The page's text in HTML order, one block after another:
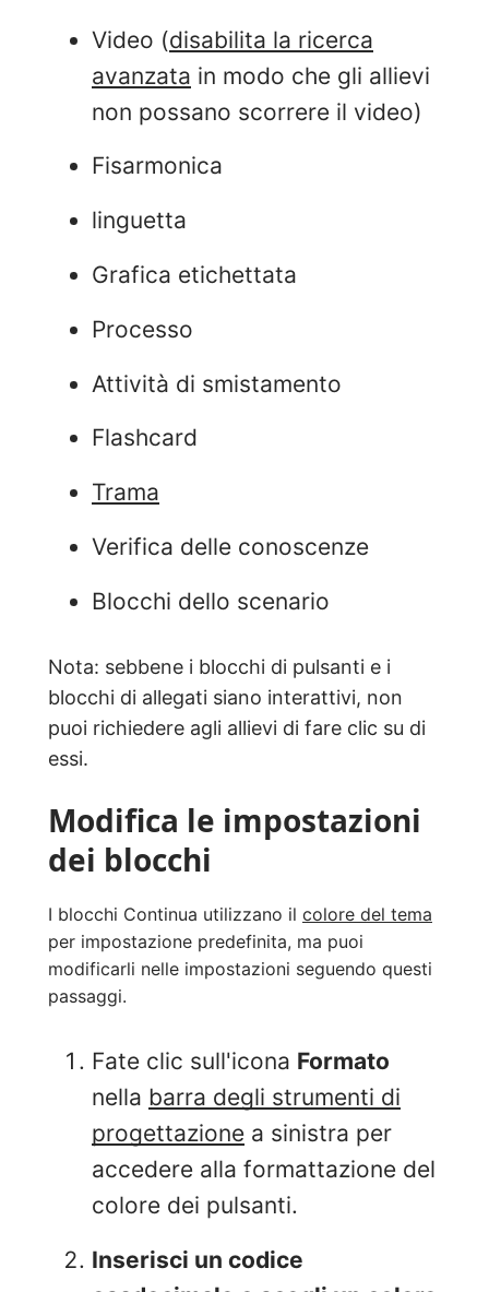
Video (disabilita la ricerca
avanzata in modo che gli allievi
non possano scorrere il video)
Fisarmonica
linguetta
Grafica etichettata
Processo
Attività di smistamento
Flashcard
Trama
Verifica delle conoscenze
Blocchi dello scenario
Nota: sebbene i blocchi di pulsanti e i
blocchi di allegati siano interattivi, non
puoi richiedere agli allievi di fare clic su di
essi.
Modifica le impostazioni
dei blocchi
I blocchi Continua utilizzano il colore del tema
per impostazione predefinita, ma puoi
modificarli nelle impostazioni seguendo questi
passaggi.
Fate clic sull'icona Formato
nella barra degli strumenti di
progettazione a sinistra per
accedere alla formattazione del
colore dei pulsanti.
Inserisci un codice